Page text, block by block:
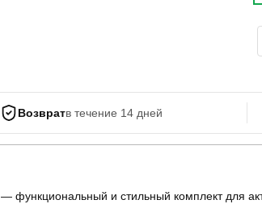
Возвратв течение 14 дней
— функциональный и стильный комплект для